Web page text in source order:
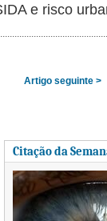
e risco
Artigo seguinte >
Citação da